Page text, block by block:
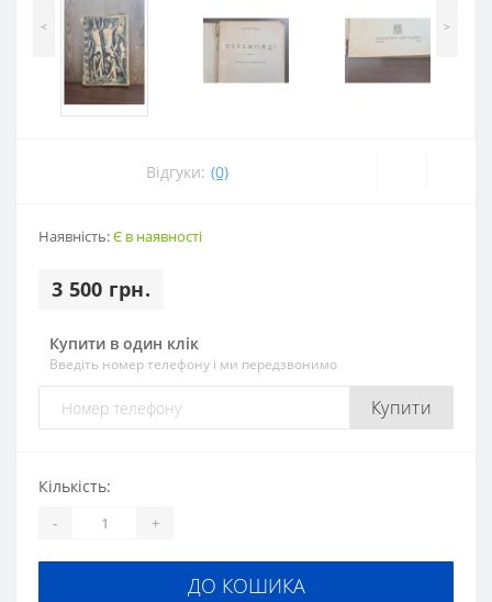
< >
Відгуки: (0)
Наявність:Є в наявності
3 500 грн.
Купити в один клік
Введіть номер телефону і ми передзвонимо
Купити
Кількість:
- +
ДО КОШИКА